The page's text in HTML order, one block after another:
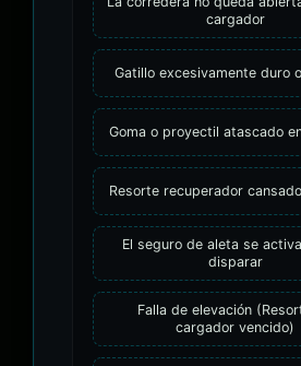
cargador
Gatillo excesivamente duro
Goma o proyectil atascado
Resorte recuperador
El seguro de aleta se
disparar
Falla de elevación
cargador vencido)